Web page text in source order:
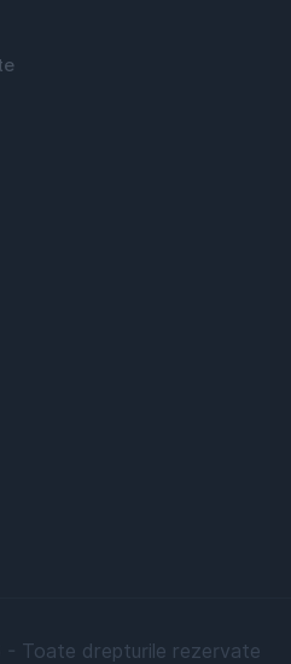
- Toate drepturile rezervate